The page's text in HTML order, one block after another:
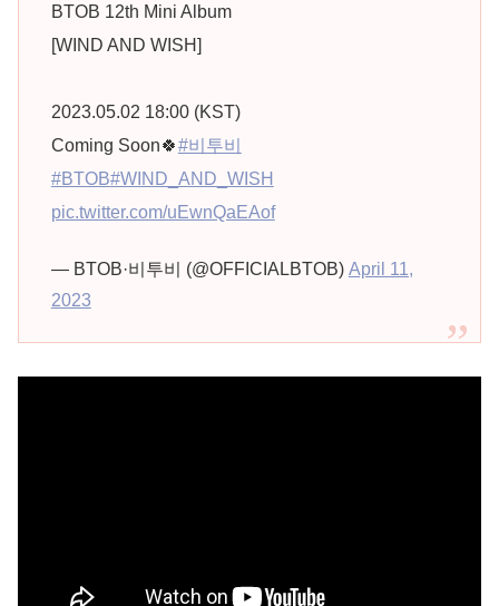
BTOB 12th Mini Album
[WIND AND WISH]
2023.05.02 18:00 (KST)
Coming Soon🍀#비투비
#BTOB#WIND_AND_WISH
pic.twitter.com/uEwnQaEAof
— BTOB·비투비 (@OFFICIALBTOB) April 11,
2023